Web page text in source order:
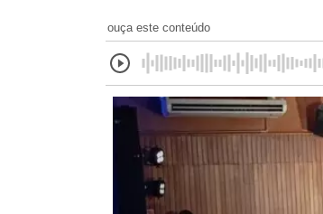
ouça este conteúdo